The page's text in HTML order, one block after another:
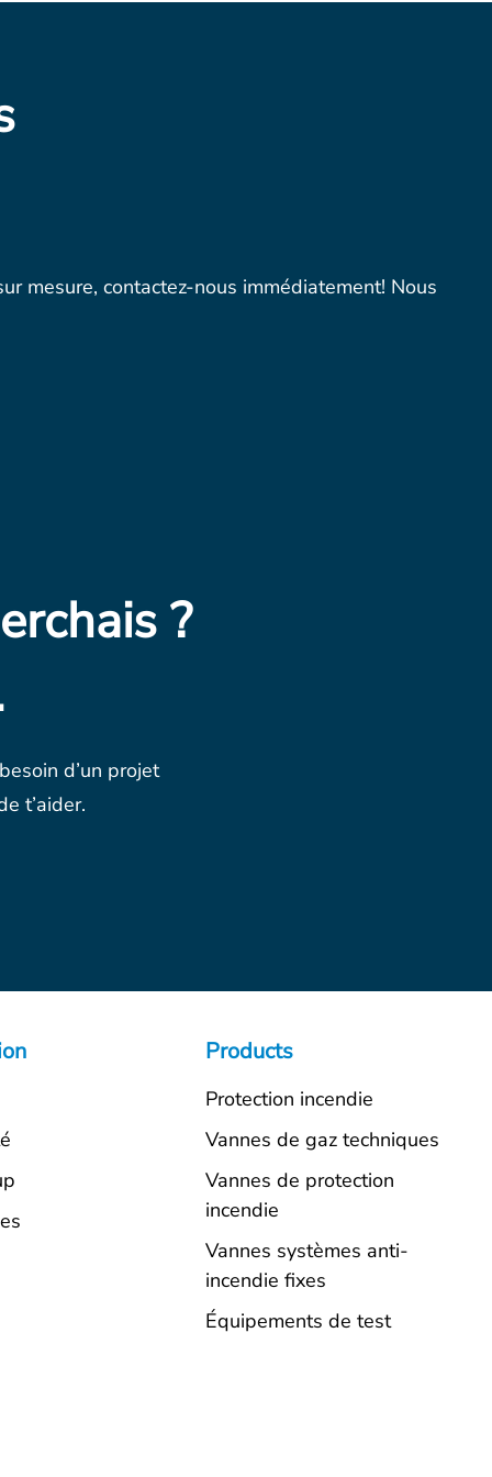
mesure, contactez-nous immédiatement! Nous
?
d’un projet
t’aider.
Products
Protection incendie
Vannes de gaz techniques
Vannes de protection
incendie
Vannes systèmes anti-
incendie fixes
Équipements de test